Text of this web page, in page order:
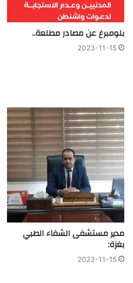
بلومبرغ عن مصادر مطلعة..
2023-11-15
مدير مستشفى الشفاء الطبي
بغزة:
2023-11-15